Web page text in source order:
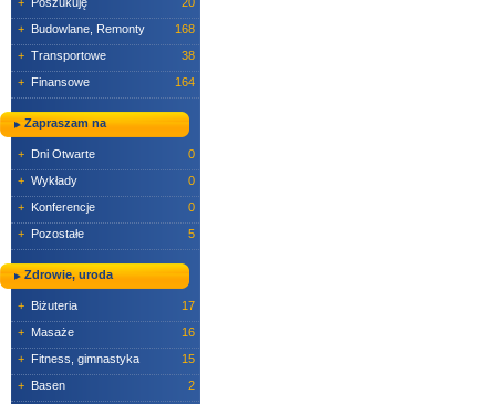
+ Budowlane, Remonty
168
+ Transportowe
38
+ Finansowe 164
Zapraszam na
+ Dni Otwarte
0
+ Wykłady
0
+ Konferencje
0
+ Pozostałe 5
Zdrowie, uroda
+ Biżuteria
17
+ Masaże
16
+ Fitness, gimnastyka
15
+ Basen
2